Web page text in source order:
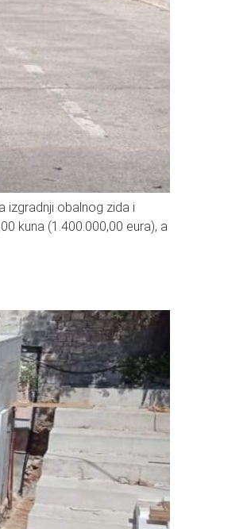
izgradnji obalnog zida i
kuna (1.400.000,00 eura), a